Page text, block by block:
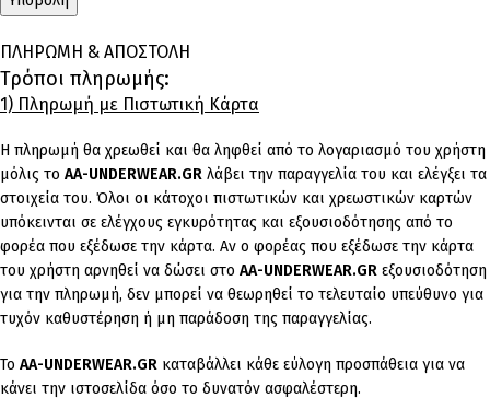
ΠΛΗΡΩΜΗ & ΑΠΟΣΤΟΛΗ
Τρόποι πληρωμής:
1) Πληρωμή με Πιστωτική Κάρτα
Η πληρωμή θα χρεωθεί και θα ληφθεί από το λογαριασμό του χρήστη
μόλις το AA-UNDERWEAR.GR λάβει την παραγγελία του και ελέγξει τα
στοιχεία του. Όλοι οι κάτοχοι πιστωτικών και χρεωστικών καρτών
υπόκεινται σε ελέγχους εγκυρότητας και εξουσιοδότησης από το
φορέα που εξέδωσε την κάρτα. Αν ο φορέας που εξέδωσε την κάρτα
του χρήστη αρνηθεί να δώσει στο AA-UNDERWEAR.GR εξουσιοδότηση
για την πληρωμή, δεν μπορεί να θεωρηθεί το τελευταίο υπεύθυνο για
τυχόν καθυστέρηση ή μη παράδοση της παραγγελίας.
Το AA-UNDERWEAR.GR καταβάλλει κάθε εύλογη προσπάθεια για να
κάνει την ιστοσελίδα όσο το δυνατόν ασφαλέστερη.